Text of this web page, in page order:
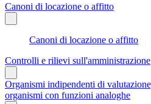
Canoni di locazione o affitto
Canoni di locazione o affitto
Controlli e rilievi sull'amministrazione
Organismi indipendenti di
organismi con funzioni analoghe